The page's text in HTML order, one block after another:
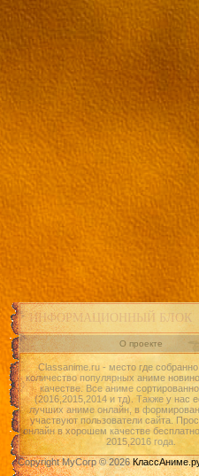
ИНФОРМАЦИОННЫЙ БЛОК
О проекте
Classanime.ru - место где
количество популярных аниме
качестве. Все аниме
(2016,2015,2014 и тд). Также у нас
лучших аниме онлайн, в
участвуют пользователи сайта.
онлайн в хорошем качестве
2015,2016 года.
Copyright MyCorp © 2026